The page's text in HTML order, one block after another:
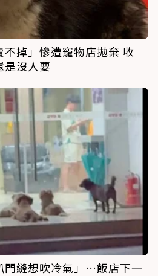
掉」慘遭寵物店拋棄 收
是沒人要
門縫想吹冷氣」…飯店下一